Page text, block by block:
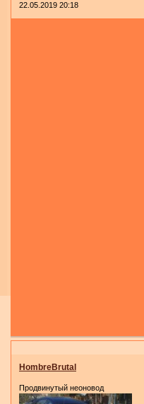
22.05.2019 20:18
HombreBrutal
Продвинутый неоновод